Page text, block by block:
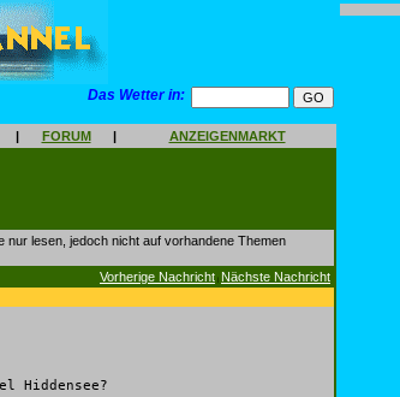
Das Wetter in:
| FORUM | ANZEIGENMARKT
nur lesen, jedoch nicht auf vorhandene Themen
Vorherige Nachricht | Nächste Nachricht
Hiddensee?